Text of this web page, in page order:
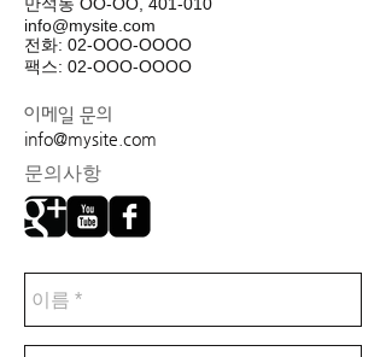
info@mysite.com
전화: 02-OOO-OOOO
팩스: 02-OOO-OOOO
이메일 문의
info@mysite.com
문의사항